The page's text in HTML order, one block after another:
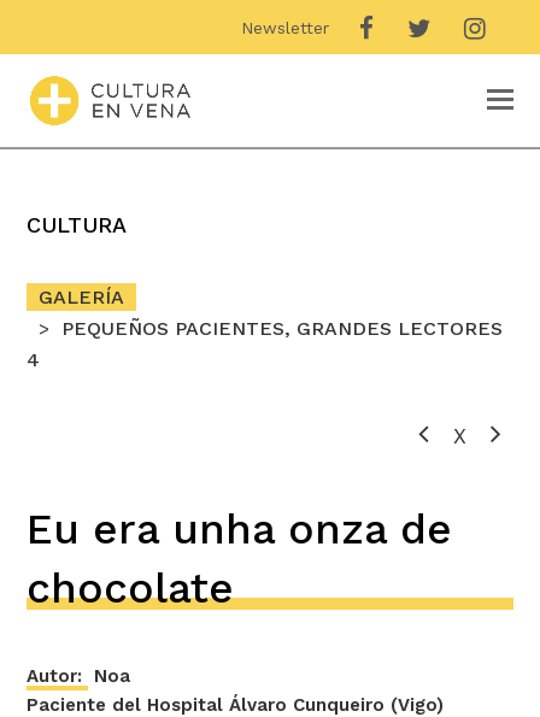
Newsletter
CULTURA
GALERÍA
PEQUEÑOS PACIENTES, GRANDES LECTORES
4
X
Eu era unha onza de
chocolate
Autor:
Noa
Paciente del Hospital Álvaro Cunqueiro (Vigo)